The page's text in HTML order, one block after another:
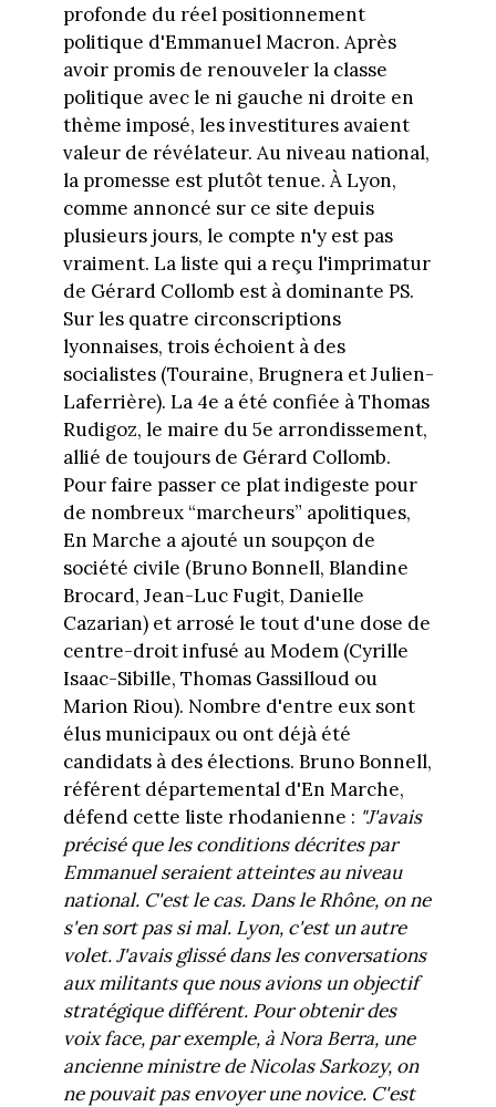
profonde du réel positionnement
politique d'Emmanuel Macron. Après
avoir promis de renouveler la classe
politique avec le ni gauche ni droite en
thème imposé, les investitures avaient
valeur de révélateur. Au niveau national,
la promesse est plutôt tenue. À Lyon,
comme annoncé sur ce site depuis
plusieurs jours, le compte n'y est pas
vraiment. La liste qui a reçu l'imprimatur
de Gérard Collomb est à dominante PS.
Sur les quatre circonscriptions
lyonnaises, trois échoient à des
socialistes (Touraine, Brugnera et Julien-
Laferrière). La 4e a été confiée à Thomas
Rudigoz, le maire du 5e arrondissement,
allié de toujours de Gérard Collomb.
Pour faire passer ce plat indigeste pour
de nombreux “marcheurs” apolitiques,
En Marche a ajouté un soupçon de
société civile (Bruno Bonnell, Blandine
Brocard, Jean-Luc Fugit, Danielle
Cazarian) et arrosé le tout d'une dose de
centre-droit infusé au Modem (Cyrille
Isaac-Sibille, Thomas Gassilloud ou
Marion Riou). Nombre d'entre eux sont
élus municipaux ou ont déjà été
candidats à des élections. Bruno Bonnell,
référent départemental d'En Marche,
défend cette liste rhodanienne : "J'avais
précisé que les conditions décrites par
Emmanuel seraient atteintes au niveau
national. C'est le cas. Dans le Rhône, on ne
s'en sort pas si mal. Lyon, c'est un autre
volet. J'avais glissé dans les conversations
aux militants que nous avions un objectif
stratégique différent. Pour obtenir des
voix face, par exemple, à Nora Berra, une
ancienne ministre de Nicolas Sarkozy, on
ne pouvait pas envoyer une novice. C'est